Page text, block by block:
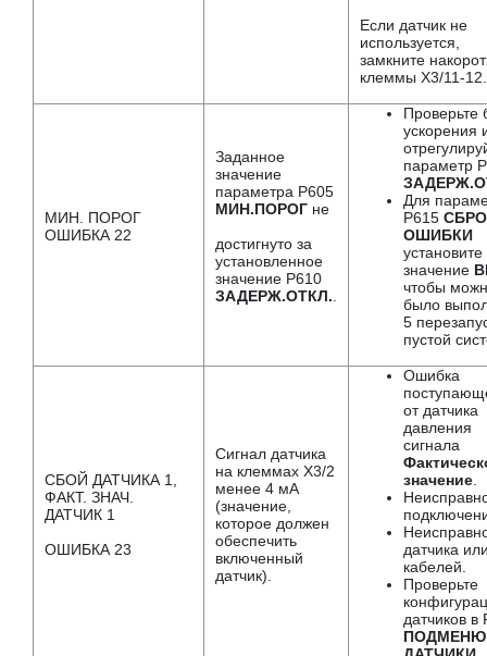
Если датчик не
используется,
замкните
клеммы X3/11-
МИН. ПОРОГ
ОШИБКА 22
Заданное
значение
параметра P605
МИН.ПОРОГ не
достигнуто за
установленное
значение P610
ЗАДЕРЖ.ОТКЛ.
Проверьте
ускорения
параметр
Для
P615
ОШИБКИ
установите
значение
чтобы
было
5
пустой
СБОЙ ДАТЧИКА 1,
ФАКТ. ЗНАЧ.
ДАТЧИК 1
ОШИБКА 23
Сигнал датчика
на клеммах X3/2
менее 4 мА
(значение,
которое должен
обеспечить
включенный
датчик).
Ошибка
от датчика
давления
сигнала
значение
датчика
кабелей.
Проверьте
датчиков в
ПОДМЕНЮ